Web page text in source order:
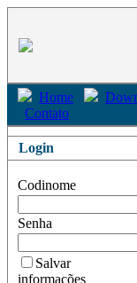
Home
Contato
Login
Codinome
Senha
Salvar
informações